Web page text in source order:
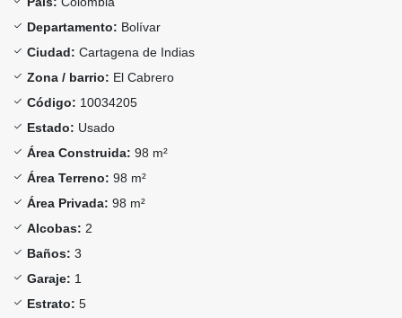
Departamento: Bolívar
Ciudad: Cartagena de Indias
Zona / barrio: El Cabrero
Código: 10034205
Estado: Usado
Área Construida: 98 m²
Área Terreno: 98 m²
Área Privada: 98 m²
Alcobas: 2
Baños: 3
Garaje: 1
Estrato: 5